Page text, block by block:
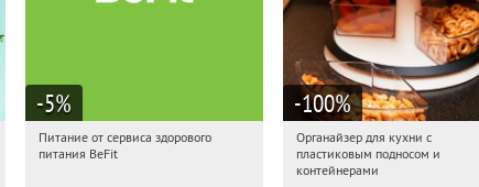
-5%
11:28:23
Получи первым!
Питание от сервиса здорового
питания BeFit
-100%
11:28:23 Получили:
Россия
Органайзер для кухни с
пластиковым подносом и
контейнерами